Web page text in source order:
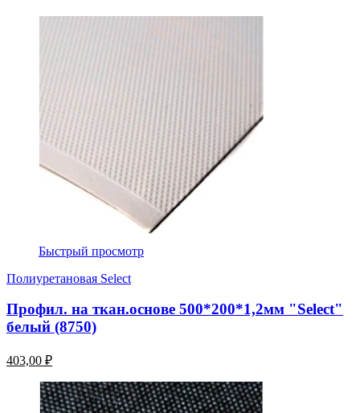
Быстрый просмотр
Полиуретановая Select
Профил. на ткан.основе 500*200*1,2мм "Select"
белый (8750)
403,00 ₽